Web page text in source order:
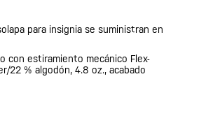
para insignia se suministran en
con estiramiento mecánico Flex-
22 % algodón, 4.8 oz., acabado